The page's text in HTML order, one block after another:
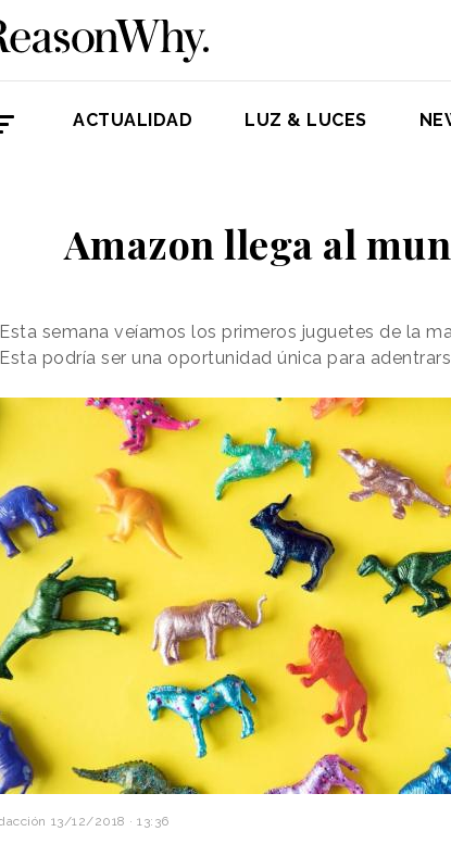
ACTUALIDAD LUZ & LUCES
Amazon llega al
Esta semana veíamos los primeros juguetes de la
Esta podría ser una oportunidad única para
13/12/2018 · 13:36